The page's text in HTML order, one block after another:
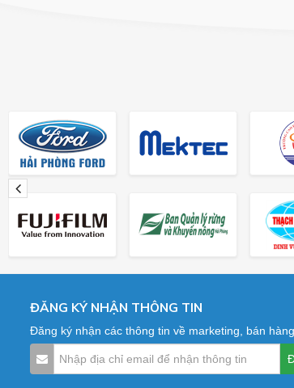
ĐĂNG KÝ NHẬN THÔNG TIN
Đăng ký nhận các thông tin về marketing, bán